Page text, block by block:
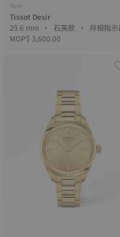
New
Tissot Desir
MOP$ 3,600.00